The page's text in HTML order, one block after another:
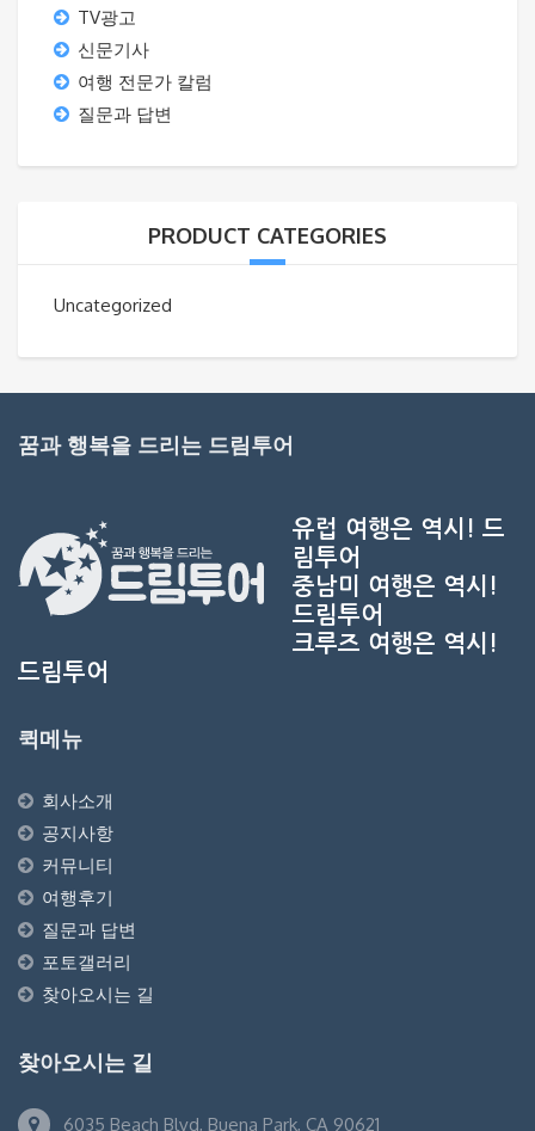
TV광고
신문기사
여행 전문가 칼럼
질문과 답변
PRODUCT CATEGORIES
Uncategorized
꿈과 행복을 드리는 드림투어
유럽 여행은 역시! 드
림투어
중남미 여행은 역시!
드림투어
크루즈 여행은 역시!
드림투어
퀵메뉴
회사소개
공지사항
커뮤니티
여행후기
질문과 답변
포토갤러리
찾아오시는 길
찾아오시는 길
6035 Beach Blvd, Buena Park, CA 90621